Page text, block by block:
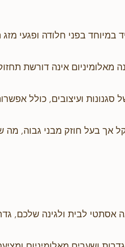
במיוחד בפני חלודה
מאלומיניום אינה דורשת
סגנונות ועיצובים, כולל
אך בעל חוזק מבני גבוה, מה
לבית ולגינה שלכם,